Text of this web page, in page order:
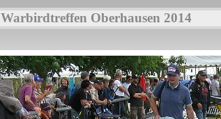
Warbirdtreffen Oberhausen 2014